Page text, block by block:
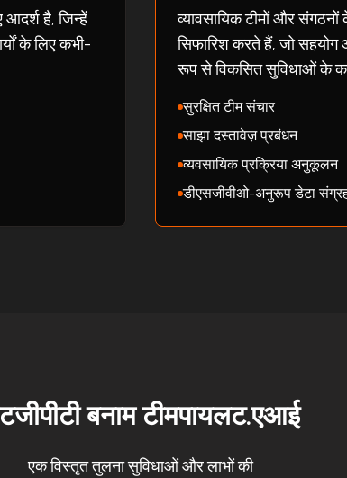
है, जिन्हें
के लिए कभी-
व्यावसायिक टीमों और
सिफारिश करते हैं, जो सहयोग
रूप से विकसित सुविधाओं के
सुरक्षित टीम संचार
साझा दस्तावेज़ प्रबंधन
व्यवसायिक प्रक्रिया अनुकूलन
डीएसजीवीओ-अनुरूप डेटा
बनाम टीमपायलट.एआई
एक विस्तृत तुलना सुविधाओं और लाभों की